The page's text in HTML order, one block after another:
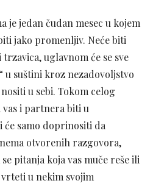
je jedan čudan mesec u kojem
jako promenljiv. Neće biti
uglavnom će se sve
u suštini kroz nezadovoljstvo
u sebi. Tokom celog
i partnera biti u
samo doprinositi da
otvorenih razgovora,
pitanja koja vas muče reše ili
vrteti u nekim svojim